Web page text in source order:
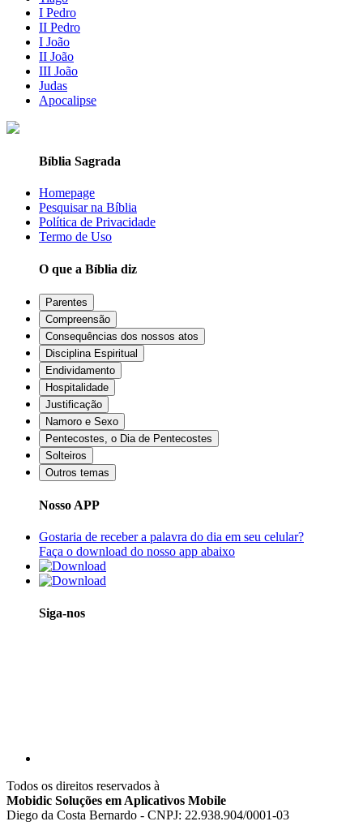
I Pedro
II Pedro
I João
II João
III João
Judas
Apocalipse
Bíblia Sagrada
Homepage
Pesquisar na Bíblia
Política de Privacidade
Termo de Uso
O que a Bíblia diz
Parentes
Compreensão
Consequências dos nossos atos
Disciplina Espiritual
Endividamento
Hospitalidade
Justificação
Namoro e Sexo
Pentecostes, o Dia de Pentecostes
Solteiros
Outros temas
Nosso APP
Gostaria de receber a palavra do dia em seu celular?
Faça o download do nosso app abaixo
Siga-nos
Todos os direitos reservados à
Mobidic Soluções em Aplicativos Mobile
Diego da Costa Bernardo - CNPJ: 22.938.904/0001-03